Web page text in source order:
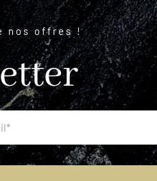
nos offres !